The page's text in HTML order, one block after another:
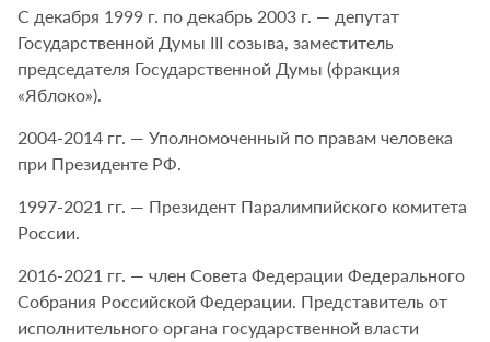
С декабря 1999 г. по декабрь 2003 г. — депутат
Государственной Думы III созыва, заместитель
председателя Государственной Думы (фракция
«Яблоко»).
2004-2014 гг. — Уполномоченный по правам человека
при Президенте РФ.
1997-2021 гг. — Президент Паралимпийского комитета
России.
2016-2021 гг. — член Совета Федерации Федерального
Собрания Российской Федерации. Представитель от
исполнительного органа государственной власти